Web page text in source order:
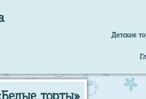
Детские
торты»